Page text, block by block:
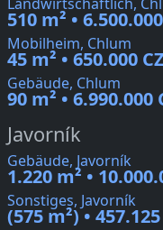
510 m² •
Mobilheim, Chlum
45 m² • 650.000
Gebäude, Chlum
90 m² • 6.990.000
Javorník
Gebäude, Javorník
1.220 m² •
Sonstiges, Javorník
(575 m²) •